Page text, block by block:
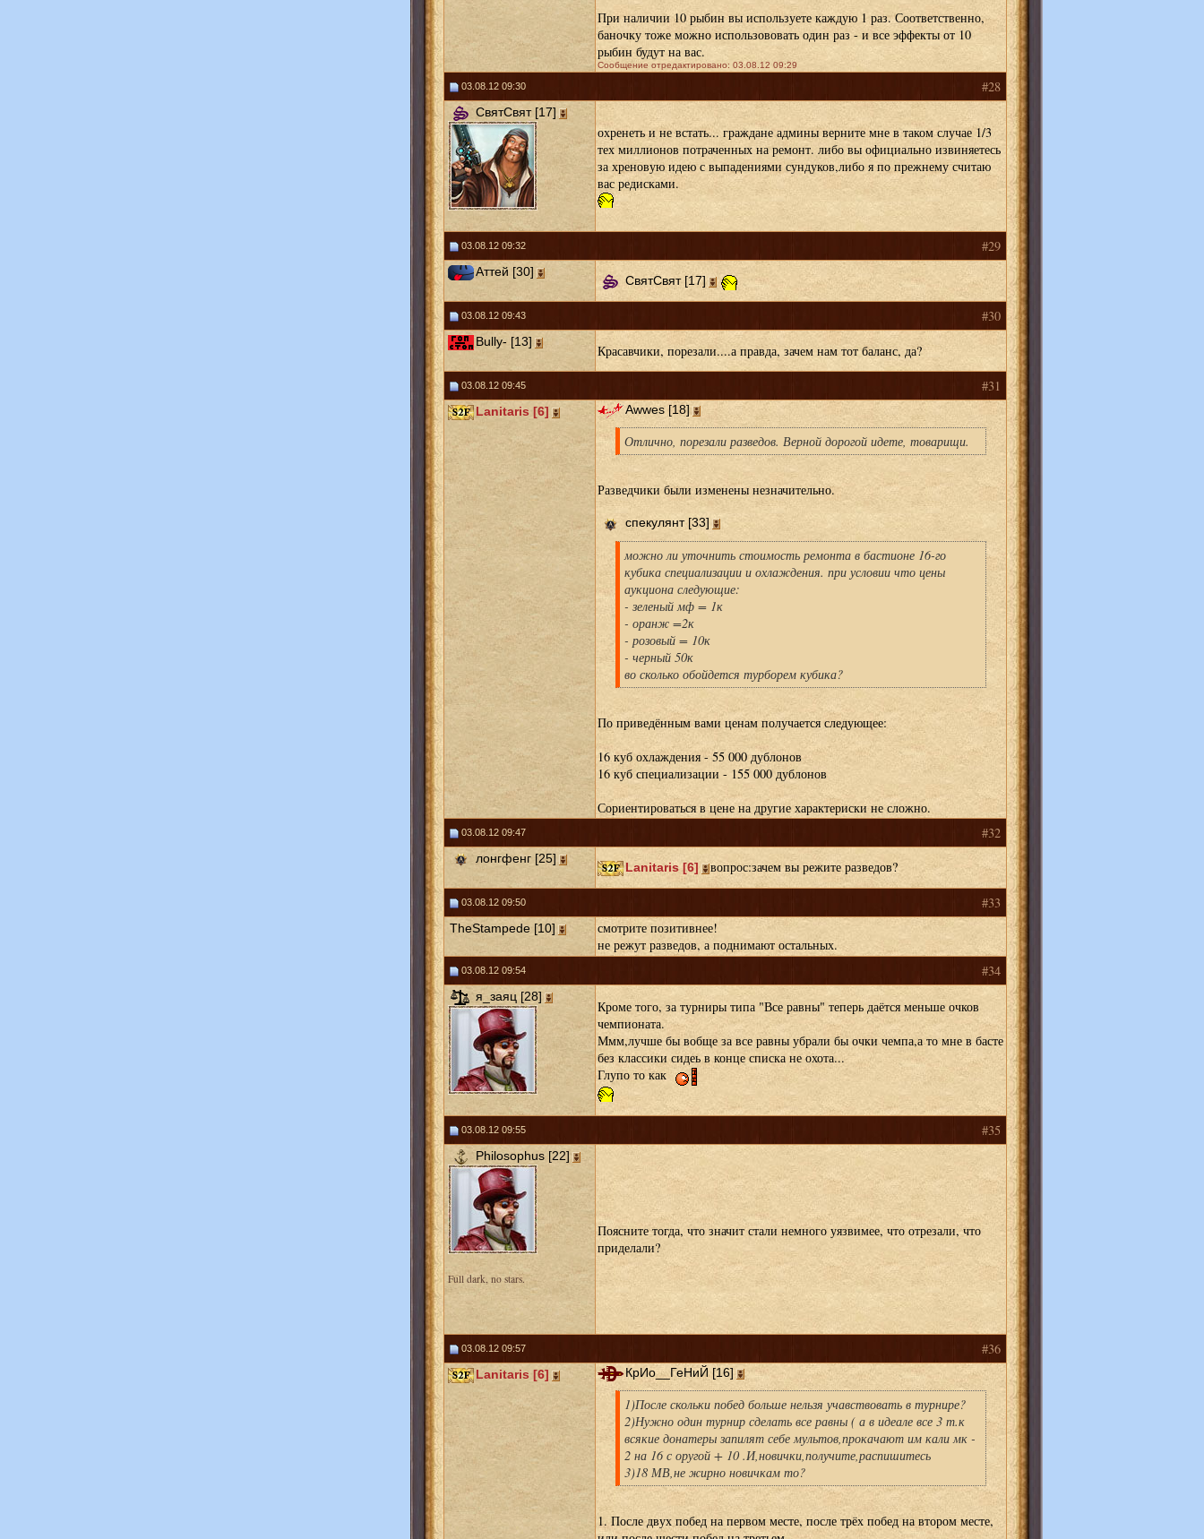
При наличии 10 рыбин вы используете каждую 1 раз. Соответственно,
баночку тоже можно использововать один раз - и все эффекты от 10
рыбин будут на вас.
Сообщение отредактировано: 03.08.12 09:29
03.08.12 09:30 #28
СвятСвят [17]
охренеть и не встать... граждане админы верните мне в таком случае 1/3
тех миллионов потраченных на ремонт. либо вы официально извиняетесь
за хреновую идею с выпадениями сундуков,либо я по прежнему считаю
вас редисками.
03.08.12 09:32 #29
Аттей [30]
СвятСвят [17]
03.08.12 09:43 #30
Bully- [13]
Красавчики, порезали....а правда, зачем нам тот баланс, да?
03.08.12 09:45 #31
Lanitaris [6] Awwes [18]
Отлично, порезали разведов. Верной дорогой идете, товарищи.
Разведчики были изменены незначительно.
спекулянт [33]
можно ли уточнить стоимость ремонта в бастионе 16-го
кубика специализации и охлаждения. при условии что цены
аукциона следующие:
- зеленый мф = 1к
- оранж =2к
- розовый = 10к
- черный 50к
во сколько обойдется турборем кубика?
По приведённым вами ценам получается следующее:
16 куб охлаждения - 55 000 дублонов
16 куб специализации - 155 000 дублонов
Сориентироваться в цене на другие характериски не сложно.
03.08.12 09:47 #32
лонгфенг [25]
Lanitaris [6] вопрос:зачем вы режите разведов?
03.08.12 09:50 #33
TheStampede [10]
смотрите позитивнее!
не режут разведов, а поднимают остальных.
03.08.12 09:54 #34
я_заяц [28]
Кроме того, за турниры типа "Все равны" теперь даётся меньше очков
чемпионата.
Ммм,лучше бы вобще за все равны убрали бы очки чемпа,а то мне в басте
без классики сидеь в конце списка не охота...
Глупо то как
03.08.12 09:55 #35
Philosophus [22]
Full dark, no stars.
Поясните тогда, что значит стали немного уязвимее, что отрезали, что
приделали?
03.08.12 09:57 #36
Lanitaris [6] КрИо__ГеНиЙ [16]
1)После скольки побед больше нельзя учавствовать в турнире?
2)Нужно один турнир сделать все равны ( а в идеале все 3 т.к
всякие донатеры запилят себе мультов,прокачают им кали мк -
2 на 16 с оругой + 10 .И,новички,получите,распишитесь
3)18 МВ,не жирно новичкам то?
1. После двух побед на первом месте, после трёх побед на втором месте,